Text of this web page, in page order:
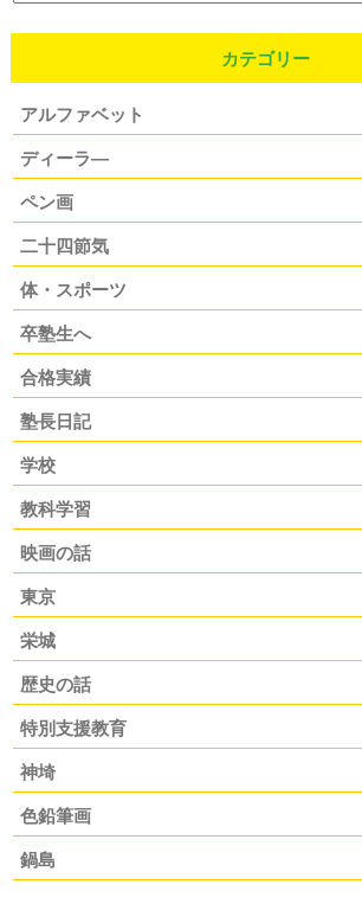
カテゴリー
アルファベット
ディーラ―
ペン画
二十四節気
体・スポーツ
卒塾生へ
合格実績
塾長日記
学校
教科学習
映画の話
東京
栄城
歴史の話
特別支援教育
神埼
色鉛筆画
鍋島